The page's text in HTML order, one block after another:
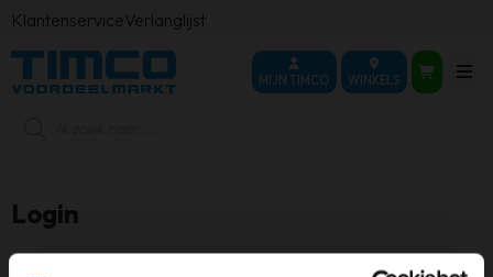
KlantenserviceVerlanglijst
MIJN TIMCO WINKELS
Login